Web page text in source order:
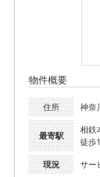
物件概要
住所 神奈
最寄駅
相鉄
徒歩
現況 サー